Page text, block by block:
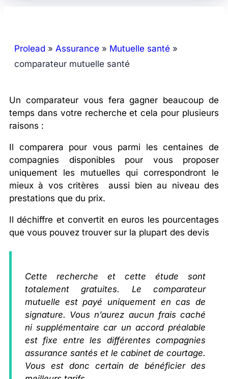
Prolead » Assurance » Mutuelle santé »
comparateur mutuelle santé
Un comparateur vous fera gagner beaucoup de
temps dans votre recherche et cela pour plusieurs
raisons :
Il comparera pour vous parmi les centaines de
compagnies disponibles pour vous proposer
uniquement les mutuelles qui correspondront le
mieux à vos critères aussi bien au niveau des
prestations que du prix.
Il déchiffre et convertit en euros les pourcentages
que vous pouvez trouver sur la plupart des devis
Cette recherche et cette étude sont
totalement gratuites. Le comparateur
mutuelle est payé uniquement en cas de
signature. Vous n’aurez aucun frais caché
ni supplémentaire car un accord préalable
est fixe entre les différentes compagnies
assurance santés et le cabinet de courtage.
Vous est donc certain de bénéficier des